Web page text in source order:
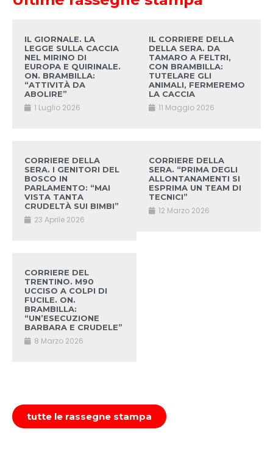
IL GIORNALE. LA
LEGGE SULLA CACCIA
NEL MIRINO DI
EUROPA E QUIRINALE.
ON. BRAMBILLA:
“ATTIVITÀ DA
ABOLIRE”
1 Luglio 2026
IL CORRIERE DELLA
DELLA SERA. DA
TAMARO A FELTRI,
CON BRAMBILLA:
TUTELARE GLI
ANIMALI, FERMEREMO
LA CACCIA
11 Maggio 2026
CORRIERE DELLA
SERA. I GENITORI DEL
BOSCO IN
PARLAMENTO: “MAI
VISTA TANTA
CRUDELTÀ SUI BIMBI”
23 Aprile 2026
CORRIERE DELLA
SERA. “PRIMA DEGLI
ALLONTANAMENTI SI
ESPRIMA UN TEAM DI
TECNICI”
12 Marzo 2026
CORRIERE DEL
TRENTINO. M90
UCCISO A COLPI DI
FUCILE. ON.
BRAMBILLA:
“UN’ESECUZIONE
BARBARA E CRUDELE”
8 Marzo 2026
tutte le rassegne stampa